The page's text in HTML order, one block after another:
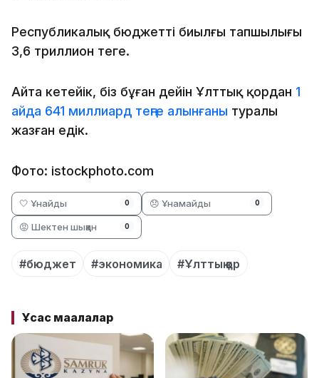
Республикалық бюджеттің биылғы тапшылығы
3,6 триллион теңге.
Айта кетейік, біз бұған дейін Ұлттық қордан 1
айда 641 миллиард теңге алынғаны туралы
жазған едік.
Фото: istockphoto.com
🤍 Ұнайды 0 😞 Ұнамайды 0
😡 Шектен шыққан 0
#бюджет #экономика #Ұлттық қор
Ұқсас мақалалар